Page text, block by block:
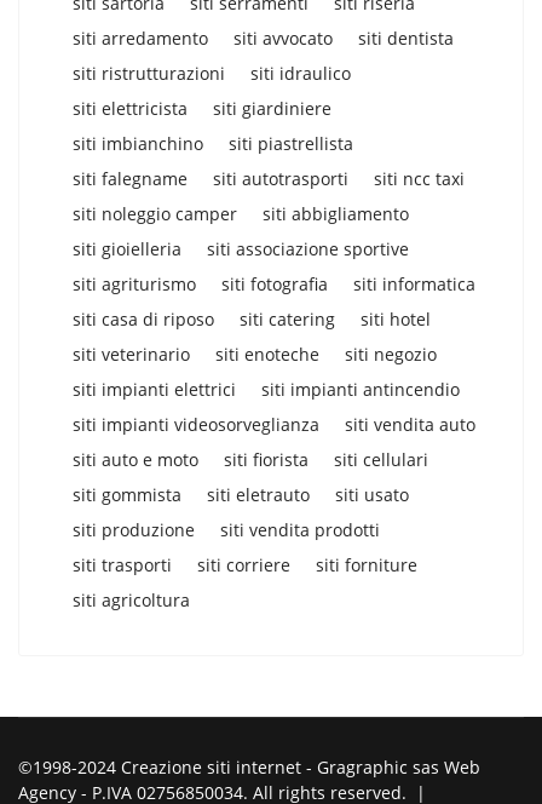
siti arredamento
siti avvocato
siti dentista
siti ristrutturazioni
siti idraulico
siti elettricista
siti giardiniere
siti imbianchino
siti piastrellista
siti falegname
siti autotrasporti
siti ncc taxi
siti noleggio camper
siti abbigliamento
siti gioielleria
siti associazione sportive
siti agriturismo
siti fotografia
siti informatica
siti casa di riposo
siti catering
siti hotel
siti veterinario
siti enoteche
siti negozio
siti impianti elettrici
siti impianti antincendio
siti impianti videosorveglianza
siti vendita auto
siti auto e moto
siti fiorista
siti cellulari
siti gommista
siti eletrauto
siti usato
siti produzione
siti vendita prodotti
siti trasporti
siti corriere
siti forniture
siti agricoltura
©1998-2024 Creazione siti internet - Gragraphic sas Web
Agency - P.IVA 02756850034. All rights reserved. |